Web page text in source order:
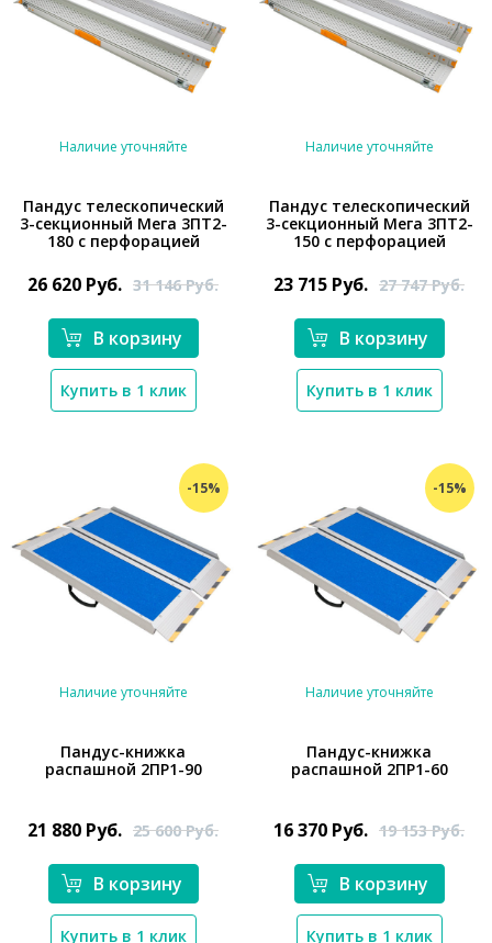
*}
Наличие уточняйте
Пандус телескопический
3-секционный Мега 3ПТ2-
180 с перфорацией
26 620 Руб. 31 146Руб.
В корзину
Купить в 1 клик
*}
Наличие уточняйте
Пандус телескопический
3-секционный Мега 3ПТ2-
150 с перфорацией
23 715 Руб. 27 747Руб.
В корзину
Купить в 1 клик
-15%
Наличие уточняйте
Пандус-книжка
распашной 2ПР1-90
21 880 Руб. 25 600Руб.
В корзину
Купить в 1 клик
-15%
Наличие уточняйте
Пандус-книжка
распашной 2ПР1-60
16 370 Руб. 19 153Руб.
В корзину
Купить в 1 клик